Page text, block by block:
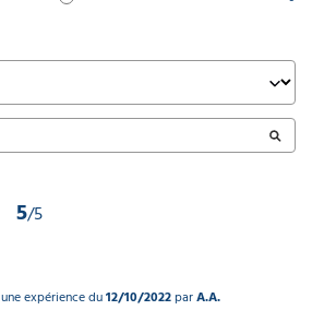
5/5
expérience du12/10/2022parA.A.